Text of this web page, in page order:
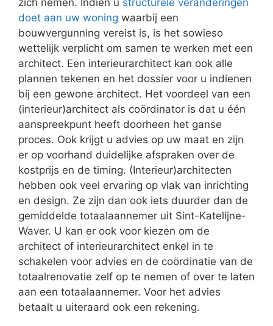
doet aan uw woning waarbij een
bouwvergunning vereist is, is het sowieso
wettelijk verplicht om samen te werken met een
architect. Een interieurarchitect kan ook alle
plannen tekenen en het dossier voor u indienen
bij een gewone architect. Het voordeel van een
(interieur)architect als coördinator is dat u één
aanspreekpunt heeft doorheen het ganse
proces. Ook krijgt u advies op uw maat en zijn
er op voorhand duidelijke afspraken over de
kostprijs en de timing. (Interieur)architecten
hebben ook veel ervaring op vlak van inrichting
en design. Ze zijn dan ook iets duurder dan de
gemiddelde totaalaannemer uit Sint-Katelijne-
Waver. U kan er ook voor kiezen om de
architect of interieurarchitect enkel in te
schakelen voor advies en de coördinatie van de
totaalrenovatie zelf op te nemen of over te laten
aan een totaalaannemer. Voor het advies
betaalt u uiteraard ook een rekening.